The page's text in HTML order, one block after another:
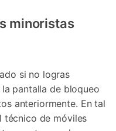
minoristas
si no logras
pantalla de bloqueo
anteriormente. En tal
técnico de móviles